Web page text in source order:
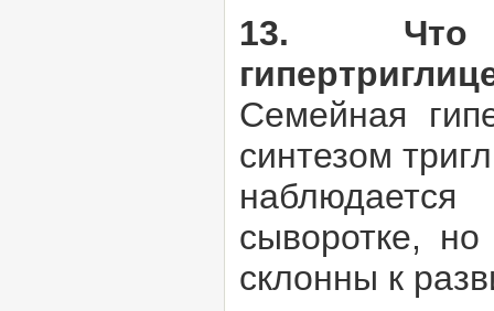
13. Что
Семейная
синтезом
сыворотке,
склонны к